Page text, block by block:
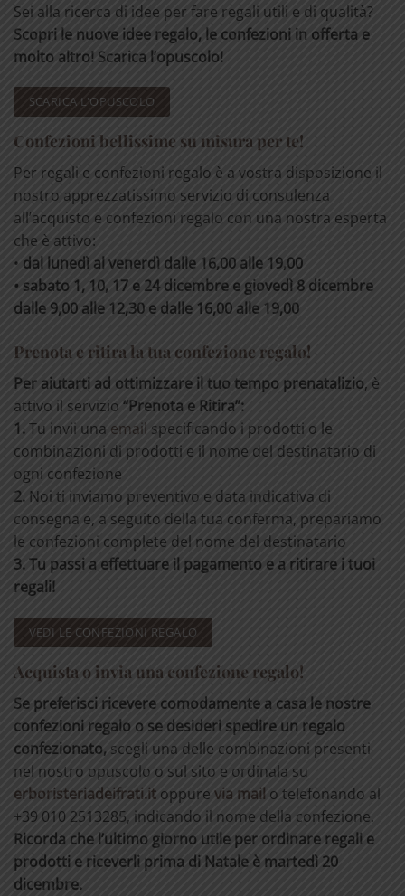
Sei alla ricerca di idee per fare regali utili e di qualità?
Scopri le nuove idee regalo, le confezioni in offerta e
molto altro! Scarica l’opuscolo!
SCARICA L'OPUSCOLO
Confezioni bellissime su misura per te!
Per regali e confezioni regalo è a vostra disposizione il
nostro apprezzatissimo servizio di consulenza
all’acquisto e confezioni regalo con una nostra esperta
che è attivo:
• dal lunedì al venerdì dalle 16,00 alle 19,00
• sabato 1, 10, 17 e 24 dicembre e giovedì 8 dicembre
dalle 9,00 alle 12,30 e dalle 16,00 alle 19,00
Prenota e ritira la tua confezione regalo!
Per aiutarti ad ottimizzare il tuo tempo prenatalizio, è
attivo il servizio “Prenota e Ritira”:
1.Tu invii una email
specificando i prodotti o le
combinazioni di prodotti e il nome del destinatario di
ogni confezione
2. Noi ti inviamo preventivo e data indicativa di
consegna e, a seguito della tua conferma, prepariamo
le confezioni complete del nome del destinatario
3. Tu passi a effettuare il pagamento e a ritirare i tuoi
regali!
VEDI LE CONFEZIONI REGALO
Acquista o invia una confezione regalo!
Se preferisci ricevere comodamente a casa le nostre
confezioni regalo o se desideri spedire un regalo
confezionato, scegli una delle combinazioni presenti
nel nostro opuscolo o sul sito e ordinala su
erboristeriadeifrati.it oppure via mail o telefonando al
+39 010 2513285, indicando il nome della confezione.
Ricorda che l’ultimo giorno utile per ordinare regali e
prodotti e riceverli prima di Natale è martedì 20
dicembre.